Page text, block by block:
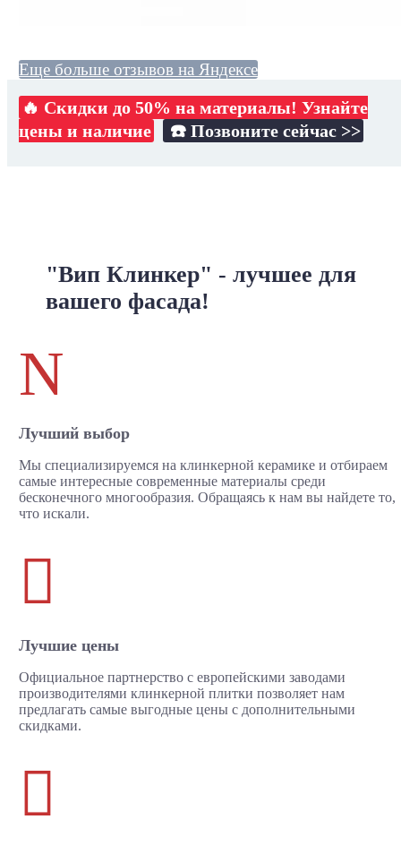
Еще больше отзывов на Яндексе
🔥 Скидки до 50% на материалы! Узнайте
цены и наличие
☎️ Позвоните сейчас >>
"Вип Клинкер" - лучшее для
вашего фасада!
N
Лучший выбор
Мы специализируемся на клинкерной керамике и отбираем
самые интересные современные материалы среди
бесконечного многообразия. Обращаясь к нам вы найдете то,
что искали.

Лучшие цены
Официальное партнерство с европейскими заводами
производителями клинкерной плитки позволяет нам
предлагать самые выгодные цены с дополнительными
скидками.
